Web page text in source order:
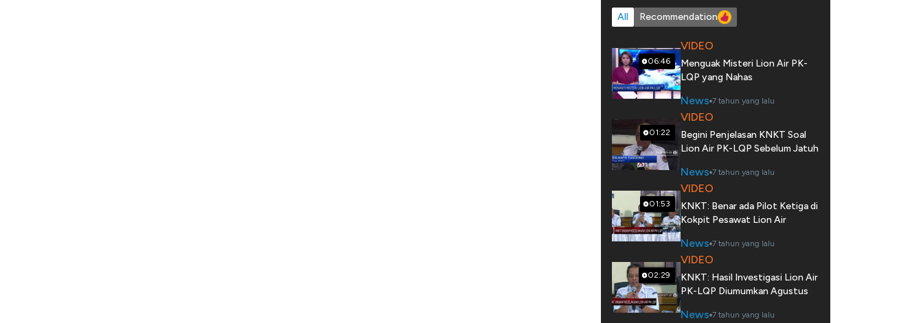
All Recommendation
06:46
VIDEO
Menguak Misteri Lion Air PK-
LQP yang Nahas
News 7 tahun yang lalu
01:22
VIDEO
Begini Penjelasan KNKT Soal
Lion Air PK-LQP Sebelum Jatuh
News 7 tahun yang lalu
01:53
VIDEO
KNKT: Benar ada Pilot Ketiga di
Kokpit Pesawat Lion Air
News 7 tahun yang lalu
02:29
VIDEO
KNKT: Hasil Investigasi Lion Air
PK-LQP Diumumkan Agustus
News 7 tahun yang lalu